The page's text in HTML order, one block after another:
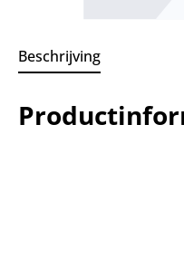
Beschrijving